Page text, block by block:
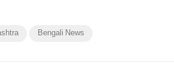
Bengali News